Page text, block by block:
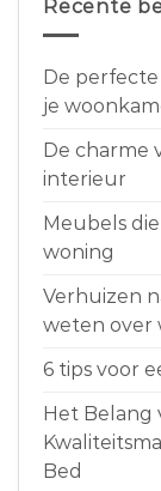
Recente
De
je
De charme
interieur
Meubels
woning
Verhuizen
weten over
6 tips voor
Het Belang
Bed